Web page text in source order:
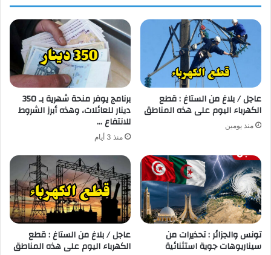
عاجل / بلاغ من الستاغ : قطع
الكهرباء اليوم على هذه المناطق
منذ يومين
برنامج يوفر منحة شهرية بـ 350
دينار للعائلات، وهذه أبرز الشروط
للانتفاع …
منذ 3 أيام
تونس والجزائر : تحذيرات من
سيناريوهات جوية استثنائية
عاجل / بلاغ من الستاغ : قطع
الكهرباء اليوم على هذه المناطق